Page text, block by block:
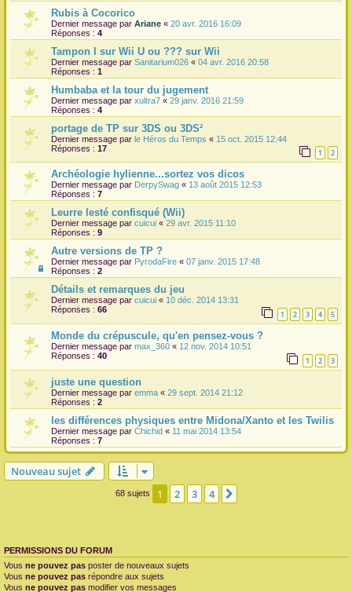
Rubis à Cocorico
Dernier message par Ariane « 20 avr. 2016 16:09
Réponses : 4
Tampon I sur Wii U ou ??? sur Wii
Dernier message par Sanitarium026 « 04 avr. 2016 20:58
Réponses : 1
Humbaba et la tour du jugement
Dernier message par xultra7 « 29 janv. 2016 21:59
Réponses : 4
portage de TP sur 3DS ou 3DS²
Dernier message par le Héros du Temps « 15 oct. 2015 12:44
Réponses : 17 1 2
Archéologie hylienne...sortez vos dicos
Dernier message par DerpySwag « 13 août 2015 12:53
Réponses : 7
Leurre lesté confisqué (Wii)
Dernier message par cuicui « 29 avr. 2015 11:10
Réponses : 9
Autre versions de TP ?
Dernier message par PyrodaFire « 07 janv. 2015 17:48
Réponses : 2
Détails et remarques du jeu
Dernier message par cuicui « 10 déc. 2014 13:31
Réponses : 66 1 2 3 4 5
Monde du crépuscule, qu'en pensez-vous ?
Dernier message par max_360 « 12 nov. 2014 10:51
Réponses : 40 1 2 3
juste une question
Dernier message par emma « 29 sept. 2014 21:12
Réponses : 2
les différences physiques entre Midona/Xanto et les Twilis
Dernier message par Chichid « 11 mai 2014 13:54
Réponses : 7
Nouveau sujet
68 sujets 1 2 3 4
PERMISSIONS DU FORUM
Vous ne pouvez pas poster de nouveaux sujets
Vous ne pouvez pas répondre aux sujets
Vous ne pouvez pas modifier vos messages